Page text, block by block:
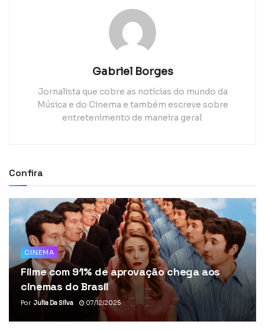
Gabriel Borges
Jornalista que cobre as notícias do mundo da
Música e do Cinema e também escreve sobre
entretenimento de maneira geral.
Confira
CINEMA
Filme com 91% de aprovação chega aos
cinemas do Brasil
Por Julia Da Silva 07/12/2025